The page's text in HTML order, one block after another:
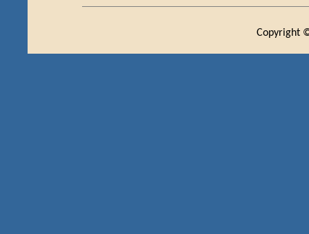
Copyright